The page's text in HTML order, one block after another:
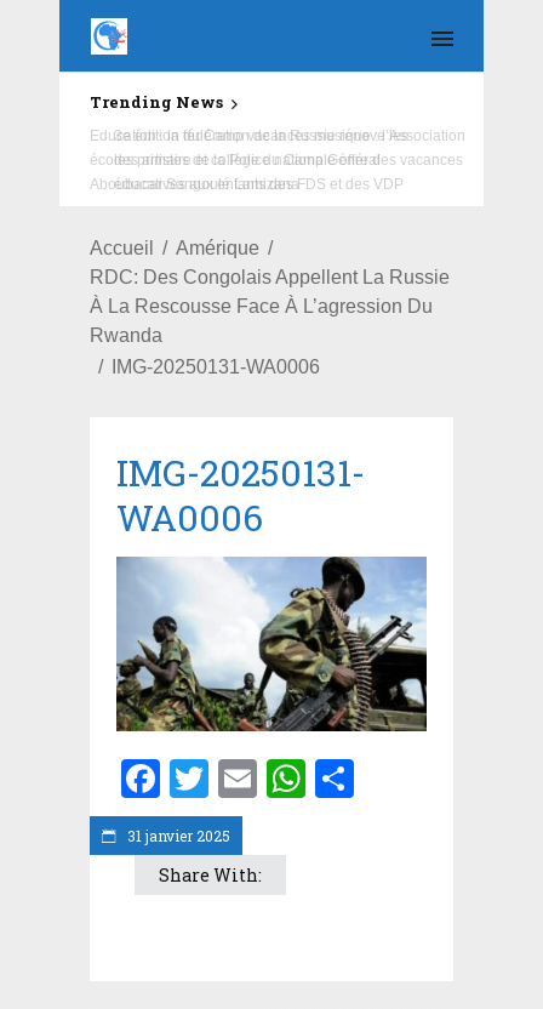
Trending News
Education : la fédération de la Russie rénove les
écoles primaire et collège du Camp Général
Aboubacar Sangoulé Lamizana
Accueil
Amérique
RDC: Des Congolais Appellent La Russie
À La Rescousse Face À L’agression Du
Rwanda
IMG-20250131-WA0006
31 janvier 2025
IMG-20250131-
WA0006
Facebook
Twitter
EmailWhatsApp
Share With: